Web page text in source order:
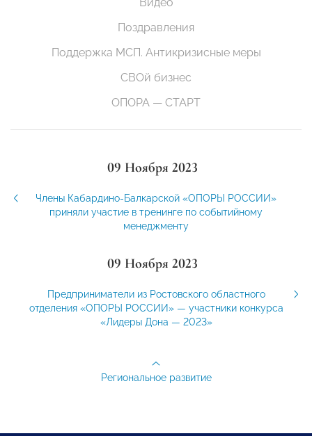
Поздравления
Поддержка МСП. Антикризисные меры
СВОй бизнес
ОПОРА — СТАРТ
09 Ноября 2023
Члены Кабардино-Балкарской «ОПОРЫ РОССИИ»
приняли участие в тренинге по событийному
менеджменту
09 Ноября 2023
Предприниматели из Ростовского областного
отделения «ОПОРЫ РОССИИ» — участники конкурса
«Лидеры Дона — 2023»
Региональное развитие